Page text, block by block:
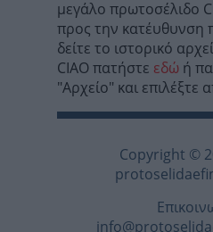
μεγάλο πρωτοσέλιδο
προς την κατέυθυνση
δείτε το ιστορικό
CIAO πατήστε εδώ ή
"Αρχείο" και επιλέξτε
Copyright ©